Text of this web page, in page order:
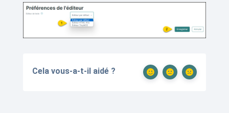
Cela vous-a-t-il aidé ?